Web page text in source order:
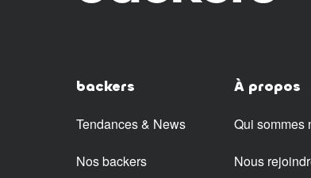
backers
Tendances & News
Nos backers
À propos
Qui sommes
Nous